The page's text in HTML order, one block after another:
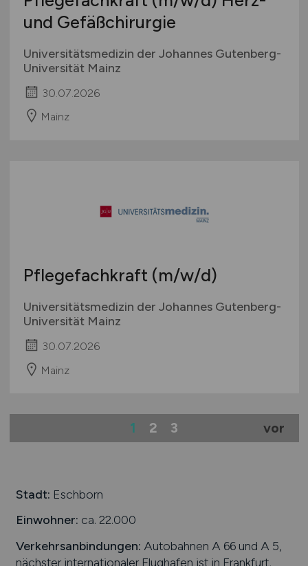
und Gefäßchirurgie
Universitätsmedizin der Johannes Gutenberg-
Universität Mainz
30.07.2026
Mainz
Pflegefachkraft (m/w/d)
Universitätsmedizin der Johannes Gutenberg-
Universität Mainz
30.07.2026
Mainz
1 2 3 vor
Stadt: Eschborn
Einwohner: ca. 22.000
Verkehrsanbindungen: Autobahnen A 66 und A 5,
nächster internationaler Flughafen ist in Frankfurt,